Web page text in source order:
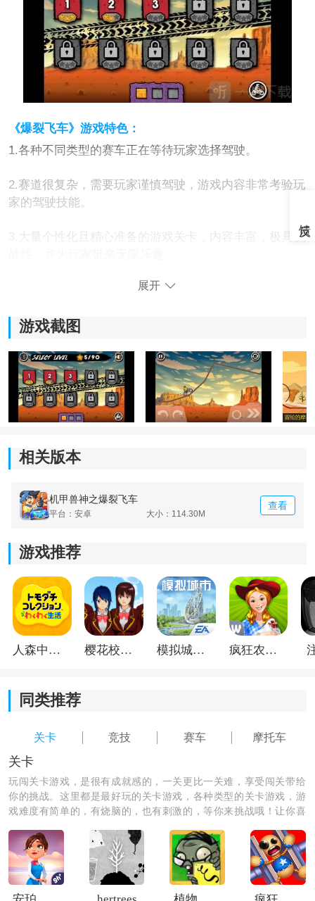
《爆裂飞车》游戏特色：
1.各种不同类型的赛车正在等待玩家选择驾驶。
2.赛道很复杂，需要玩家谨慎驾驶，游戏内容非常考验玩
家的驾驶技能。
3.大量个性化且精心准备的游戏关卡，内容丰富，极具挑
《爆裂飞车》游戏亮点：
2.您需要成功保护自己的基地并相信自己的实力。
3.使用这些摩托车成功消灭所有敌人。
爆裂飞车这款手机游戏让玩家们十分喜欢，这里有很多
摩托车可以自由选择，这里有海量的关卡等着大家来挑
战，复杂的赛道很有挑战性，可爱卡通的游戏画面让玩
过。
展开
游戏截图
相关版本
机甲兽神之爆裂飞车
平台：安卓 大小：114.30M
查看
游戏推荐
人森中文版 樱花校园模拟器1.048.00中文版 模拟城市我是巿长联机版 疯狂农场3美国派19
同类推荐
关卡 竞技 赛车 摩托车
关卡
玩闯关卡游戏，是很有成就感的，一关更比一关难，享受闯关带给
你的挑战。这里都是最好玩的关卡游戏，各种类型的关卡游戏，游
戏难度有简单的，有烧脑的，也有刺激的，等你来挑战哦！让你喜